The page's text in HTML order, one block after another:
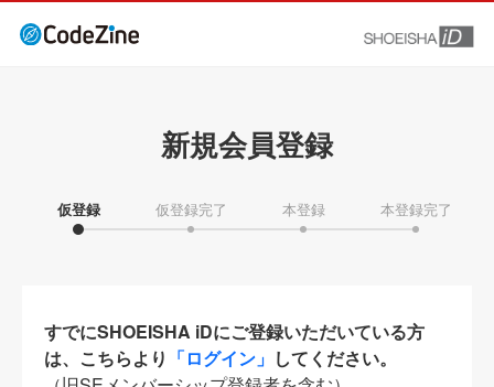
新規会員登録
仮登録 仮登録完了 本登録 本登録完了
すでにSHOEISHA iDにご登録いただいている方
は、こちらより 「ログイン」 してください。